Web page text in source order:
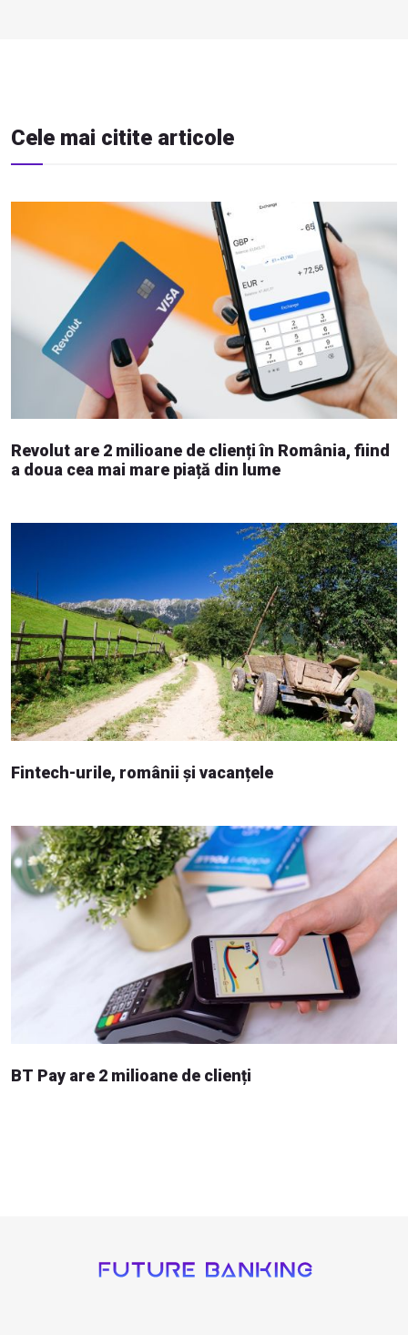
Cele mai citite articole
Revolut are 2 milioane de clienți în România, fiind
a doua cea mai mare piață din lume
Fintech-urile, românii și vacanțele
BT Pay are 2 milioane de clienți